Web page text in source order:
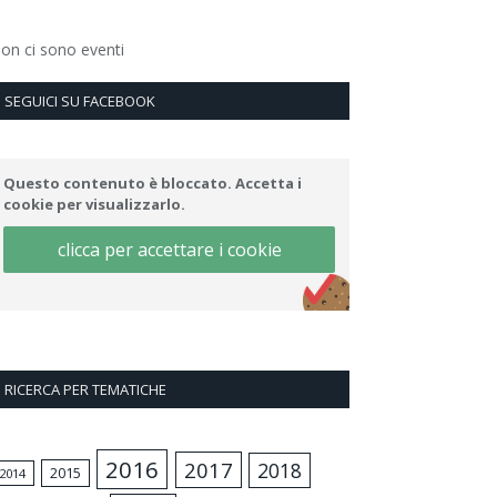
ci sono eventi
SEGUICI SU FACEBOOK
Questo contenuto è bloccato. Accetta i
cookie per visualizzarlo.
clicca per accettare i cookie
RICERCA PER TEMATICHE
2014 2015 2016 2017 2018